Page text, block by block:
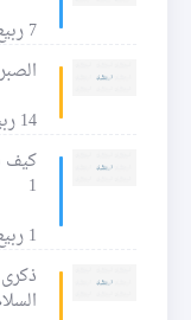
7 ربيع الثاني 1438 للهجرة
14 ربيع الثاني 1438 للهجرة
كيف
1
1 ربيع الأول 1438 للهجرة